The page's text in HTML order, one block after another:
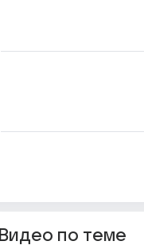
Видео по теме